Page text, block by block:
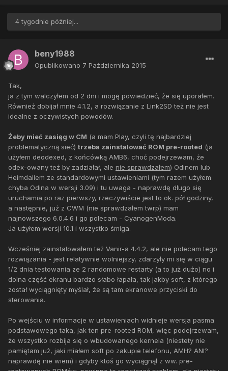
4 tygodnie później...
beny1988
Opublikowano 7 Października 2015
Tak,
ja z tym walczyłem od 2 dni i mogę powiedzieć, że się uporałem.
Również dobijał mnie 4.1.2, a rozwiązanie z Link2SD też nie jest
idealne z oczywistych powodów.
Żeby mieć zasięg w CM (a mam Play, czyli tę najbardziej
problematyczną sieć) trzeba zainstalować ROM pre-rooted (ja
użyłem deodexed, z końcówką AMB6, choć podejrzewam, że
odex-owany też by zadziałał, ale nie sprawdzałem) Odinem lub
Heimdallem ze standardowymi ustawieniami (tym razem użyłem
chyba Odina w wersji 3.09) i tu uwaga - naprawdę długo się
uruchamia po raz pierwszy, rzeczywiście jest to ok. pół godziny,
a następnie, już z CWM (nie sprawdzałem twrp) mam
najnowszego 6.0.4.6 i go polecam - CyanogenModa.
Ja użyłem wersji 10.1 i wszystko śmiga.
Wcześniej zainstalowałem też Vanir-a 4.4.2, ale nie polecam tego
rozwiązania - jest relatywnie wolniejszy, zdarzyły mi się w ciągu
1/2 dnia testowania ze 2 randomowe restarty (a to już dużo) no i
dolna część ekranu bardzo słabo łapała, tak jakby soft, z którego
został wyciągnięty myślał, że są tam ekranowe przyciski do
sterowania.
Po wejściu w informacje w ustawieniach widnieje wersja pasma
podstawowego taka, jak ten pre-rooted ROM, więc podejrzewam,
że wszystko rozbija się o wbudowanego kernela (niestety nie
pamiętam już, jaki miałem soft po zakupie telefonu, AMH? ANI?
naprawdę nie wiem) i gdyby ktoś go wyciągnął z ww. pre-